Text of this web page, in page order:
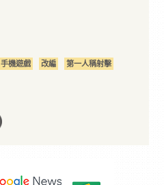
手機遊戲 改編 第一人稱射擊